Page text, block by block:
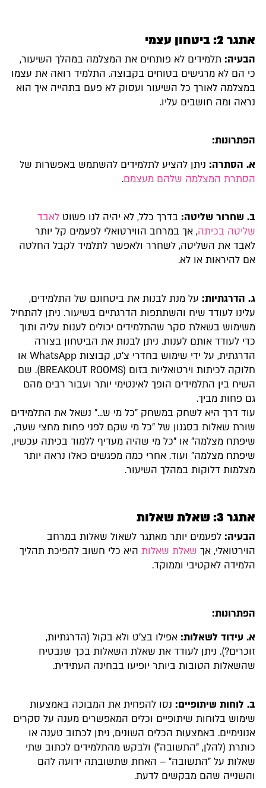
אתגר 2: ביטחון עצמי
הבעיה: תלמידים לא פותחים את המצלמה במהלך השיעור,
כי הם לא מרגישים בטוחים בקבוצה. התלמיד רואה את עצמו
במצלמה לאורך כל השיעור ועסוק לא פעם בתהייה איך הוא
נראה ומה חושבים עליו.
הפתרונות:
א. הסתרה: ניתן להציע לתלמידים להשתמש באפשרות של
הסתרת המצלמה שלהם מעצמם.
ב. שחרור שליטה: בדרך כלל, לא יהיה לנו פשוט לאבד
שליטה בכיתה, אך במרחב הווירטואלי לפעמים קל יותר
לאבד את השליטה, לשחרר ולאפשר לתלמיד לקבל החלטה
אם להיראות או לא.
ג. הדרגתיות: על מנת לבנות את ביטחונם של התלמידים,
עלינו לעודד שיח והשתתפות הדרגתיים בשיעור. ניתן להתחיל
משימוש בשאלת סקר שהתלמידים יכולים לענות עליה ותוך
כדי לעודד אותם לענות. ניתן לבנות את הביטחון בצורה
הדרגתית, על ידי שימוש בחדרי צ'ט, קבוצות WhatsApp או
חלוקה לכיתות וירטואליות בזום (BREAKOUT ROOMS). שם
השיח בין התלמידים הופך לאינטימי יותר ועבור רבים מהם
גם פחות מביך.
עוד דרך היא לשחק במשחק "כל מי ש..." נשאל את התלמידים
שורת שאלות בסגנון של "כל מי שקם לפני פחות מחצי שעה,
שיפתח מצלמה" או "כל מי שהיה מעדיף ללמוד בכיתה עכשיו,
שיפתח מצלמה" ועוד. אחרי כמה מפגשים כאלו נראה יותר
מצלמות דלוקות במהלך השיעור.
אתגר 3: שאלת שאלות
הבעיה: לפעמים יותר מאתגר לשאול שאלות במרחב
הוירטואלי, אך שאלת שאלותהיא כלי חשוב להפיכת תהליך
הלמידה לאקטיבי וממוקד.
הפתרונות:
א. עידוד לשאלות: אפילו בצ'ט ולא בקול (הדרגתיות,
זוכרים?). ניתן לעודד את שאלת השאלות בכך שנבטיח
שהשאלות הטובות ביותר יופיעו בבחינה העתידית.
ב. לוחות שיתופיים: נסו להפחית את המבוכה באמצעות
שימוש בלוחות שיתופיים וכלים המאפשרים מענה על סקרים
אנונימיים. באמצעות הכלים השונים, ניתן לכתוב טענה או
כותרת (להלן, "התשובה") ולבקש מהתלמידים לכתוב שתי
שאלות על "התשובה" – האחת שתשובתה ידועה להם
והשנייה שהם מבקשים לדעת.